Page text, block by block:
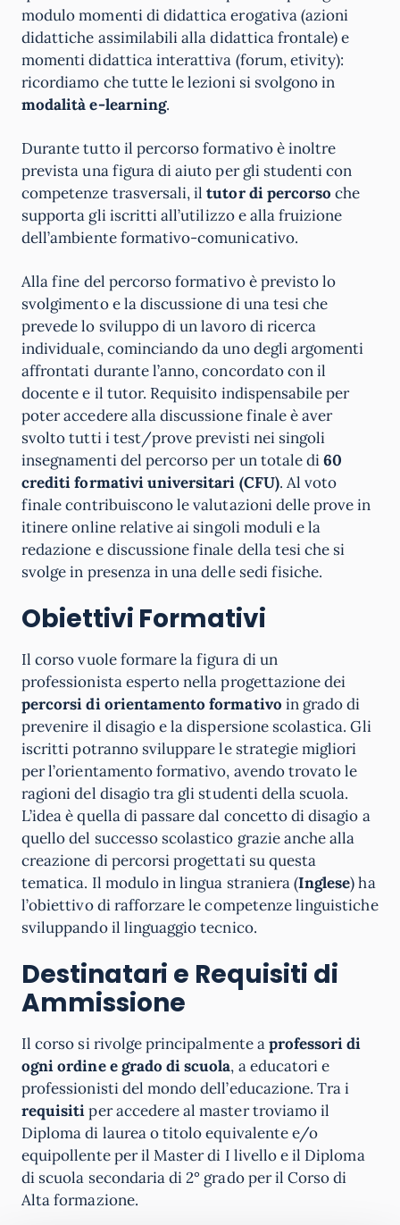
modulo momenti di didattica erogativa (azioni
didattiche assimilabili alla didattica frontale) e
momenti didattica interattiva (forum, etivity):
ricordiamo che tutte le lezioni si svolgono in
modalità e-learning.
Durante tutto il percorso formativo è inoltre
prevista una figura di aiuto per gli studenti con
competenze trasversali, iltutor di percorso che
supporta gli iscritti all’utilizzo e alla fruizione
dell’ambiente formativo-comunicativo.
Alla fine del percorso formativo è previsto lo
svolgimento e la discussione di una tesi che
prevede lo sviluppo di un lavoro di ricerca
individuale, cominciando da uno degli argomenti
affrontati durante l’anno, concordato con il
docente e il tutor. Requisito indispensabile per
poter accedere alla discussione finale è aver
svolto tutti i test/prove previsti nei singoli
insegnamenti del percorso per un totale di60
crediti formativi universitari (CFU). Al voto
finale contribuiscono le valutazioni delle prove in
itinere online relative ai singoli moduli e la
redazione e discussione finale della tesi che si
svolge in presenza in una delle sedi fisiche.
Obiettivi Formativi
Il corso vuole formare la figura di un
professionista esperto nella progettazione dei
percorsi di orientamento formativo in grado di
prevenire il disagio e la dispersione scolastica. Gli
iscritti potranno sviluppare le strategie migliori
per l’orientamento formativo, avendo trovato le
ragioni del disagio tra gli studenti della scuola.
L’idea è quella di passare dal concetto di disagio a
quello del successo scolastico grazie anche alla
creazione di percorsi progettati su questa
tematica. Il modulo in lingua straniera (Inglese) ha
l’obiettivo di rafforzare le competenze linguistiche
sviluppando il linguaggio tecnico.
Destinatari e Requisiti di
Ammissione
Il corso si rivolge principalmente aprofessori di
ogni ordine e grado di scuola, a educatori e
professionisti del mondo dell’educazione. Tra i
requisitiper accedere al master troviamo il
Diploma di laurea o titolo equivalente e/o
equipollente per il Master di I livello e il Diploma
di scuola secondaria di 2° grado per il Corso di
Alta formazione.